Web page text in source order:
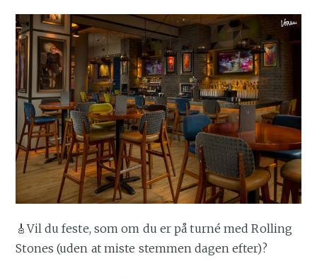
🎸Vil du feste, som om du er på turné med Rolling
Stones (uden at miste stemmen dagen efter)?